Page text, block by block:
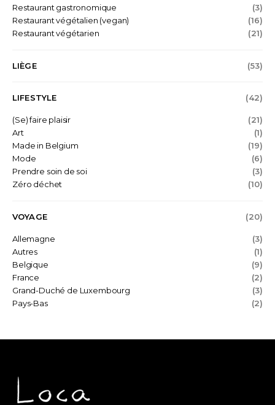
Restaurant gastronomique
(3)
Restaurant végétalien (vegan)
(16)
Restaurant végétarien
(21)
LIÈGE (53)
LIFESTYLE (42)
(Se) faire plaisir
(21)
Art
(1)
Made in Belgium
(19)
Mode
(6)
Prendre soin de soi
(3)
Zéro déchet
(10)
VOYAGE (20)
Allemagne
(3)
Autres
(1)
Belgique
(9)
France
(2)
Grand-Duché de Luxembourg
(3)
Pays-Bas
(2)